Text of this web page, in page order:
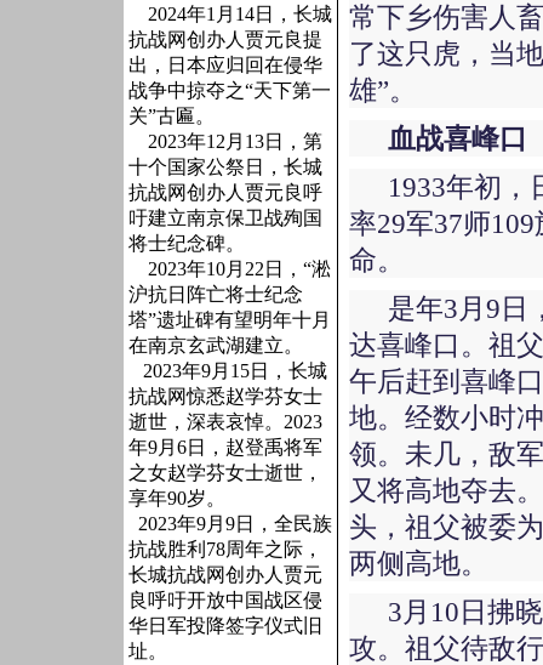
2024年1月14日，长城
抗战网创办人贾元良提
出，日本应归回在侵华
战争中掠夺之“天下第一
关”古匾。
2023年12月13日，第
十个国家公祭日，长城
抗战网创办人贾元良呼
吁建立南京保卫战殉国
将士纪念碑。
2023年10月22日，“淞
沪抗日阵亡将士纪念
塔”遗址碑有望明年十月
在南京玄武湖建立。
2023年9月15日，长城
抗战网惊悉赵学芬女士
逝世，深表哀悼。2023
年9月6日，赵登禹将军
之女赵学芬女士逝世，
享年90岁。
2023年9月9日，全民族
抗战胜利78周年之际，
长城抗战网创办人贾元
良呼吁开放中国战区侵
华日军投降签字仪式旧
址。
常下乡伤害人
了这只虎，当
雄”。
血战喜峰口
1933年初
率29军37师
命。
是年3月9日
达喜峰口。祖
午后赶到喜峰
地。经数小时
领。未几，敌
又将高地夺去
头，祖父被委
两侧高地。
3月10日拂
攻。祖父待敌